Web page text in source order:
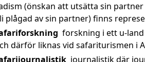
(önskan att utsätta sin
plågad av sin partner) finns
forskning i ett u-
därför liknas vid safariturismen i
journalistik där